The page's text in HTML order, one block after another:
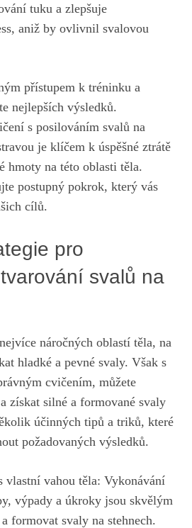
tuku ⁤a ⁤zlepšuje
aniž ‍by ovlivnil svalovou⁢
přístupem​ k⁣ tréninku a
nejlepších výsledků.‍
s⁤ posilováním svalů ​na
je klíčem ⁢k ‍úspěšné ztrátě
⁤hmoty na této oblasti‍ těla.
postupný ⁢pokrok, který vás
cílů.
pro
svalů na
náročných oblastí ​těla, na
hladké⁢ a pevné⁢ svaly. Však s
cvičením, ⁣můžete
získat silné a formované⁣ svaly
účinných tipů a triků, ⁣které
požadovaných⁢ výsledků.
vlastní ‍vahou těla: ⁤Vykonávání
výpady a úkroky jsou skvělým
formovat svaly na stehnech.